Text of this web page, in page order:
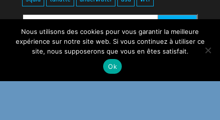
Rechercher :
WordPress
Nous utilisons des cookies pour vous garantir la meilleure
expérience sur notre site web. Si vous continuez à utiliser ce
site, nous supposerons que vous en êtes satisfait.
Ok